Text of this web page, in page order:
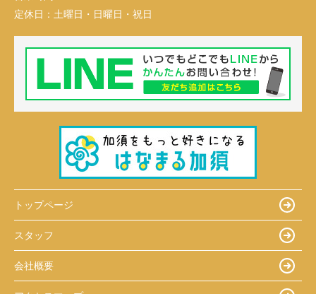
定休日： 土曜日・日曜日・祝日
トップページ
スタッフ
会社概要